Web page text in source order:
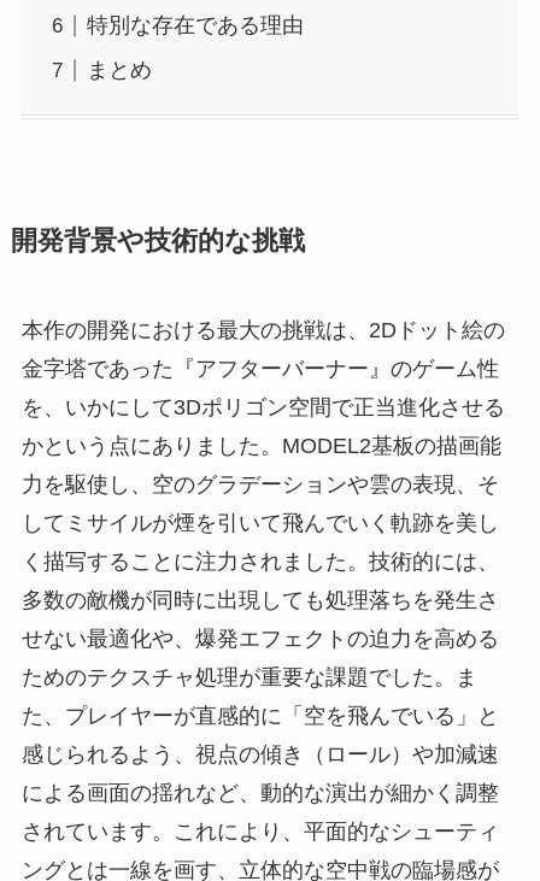
特別な存在である理由
まとめ
開発背景や技術的な挑戦
本作の開発における最大の挑戦は、2Dドット絵の
金字塔であった『アフターバーナー』のゲーム性
を、いかにして3Dポリゴン空間で正当進化させる
かという点にありました。MODEL2基板の描画能
力を駆使し、空のグラデーションや雲の表現、そ
してミサイルが煙を引いて飛んでいく軌跡を美し
く描写することに注力されました。技術的には、
多数の敵機が同時に出現しても処理落ちを発生さ
せない最適化や、爆発エフェクトの迫力を高める
ためのテクスチャ処理が重要な課題でした。ま
た、プレイヤーが直感的に「空を飛んでいる」と
感じられるよう、視点の傾き（ロール）や加減速
による画面の揺れなど、動的な演出が細かく調整
されています。これにより、平面的なシューティ
ングとは一線を画す、立体的な空中戦の臨場感が